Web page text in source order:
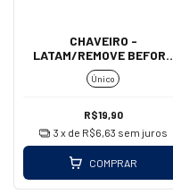
CHAVEIRO -
LATAM/REMOVE BEFORE
FLIGHT (MOSQUETÃO)
Único
R$19,90
3 x de R$6,63 sem juros
COMPRAR